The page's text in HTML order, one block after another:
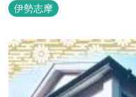
伊勢志摩